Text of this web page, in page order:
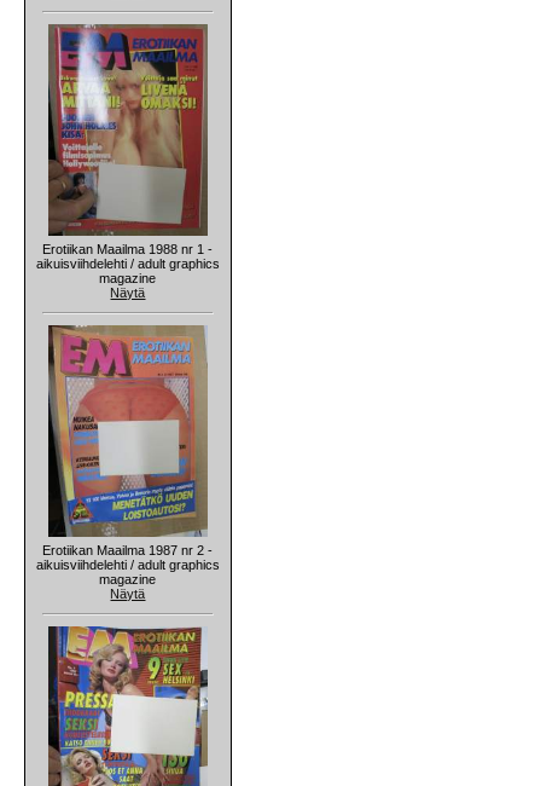
Erotiikan Maailma 1988 nr 1 -
aikuisviihdelehti / adult graphics
magazine
Näytä
Erotiikan Maailma 1987 nr 2 -
aikuisviihdelehti / adult graphics
magazine
Näytä